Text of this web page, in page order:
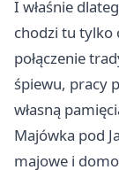
I właśnie
chodzi tu tylko
połączenie
śpiewu, pracy
własną
Majówka pod
majowe i